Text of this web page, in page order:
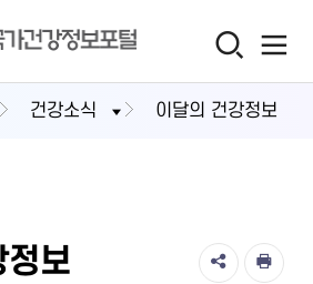
건강소식 이달의 건강정보
정보